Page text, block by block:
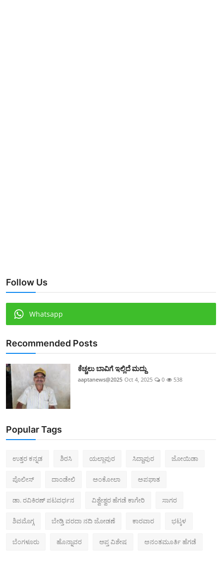
Follow Us
Whatsapp
Recommended Posts
ಕೆಚ್ಚಲು ಬಾವಿಗೆ ಇಲ್ಲಿದೆ ಮದ್ದು
aaptanews@2025 Oct 4, 2025 0 538
Popular Tags
ಉತ್ತರ ಕನ್ನಡ ಶಿರಸಿ ಯಲ್ಲಾಪುರ ಸಿದ್ದಾಪುರ ಜೋಯಿಡಾ
ಪೊಲೀಸ್‌ ದಾಂಡೇಲಿ ಅಂಕೋಲಾ ಅಪಘಾತ
ಡಾ. ರವಿಕಿರಣ್ ಪಟವರ್ಧನ ವಿಶ್ವೇಶ್ವರ ಹೆಗಡೆ ಕಾಗೇರಿ ಸಾಗರ
ಶಿವಮೊಗ್ಗ ಬೇಡ್ತಿ ವರದಾ ನದಿ ಜೋಡಣೆ ಕಾರವಾರ ಭಟ್ಕಳ
ಬೆಂಗಳೂರು ಹೊನ್ನಾವರ ಆಪ್ತ ವಿಶೇಷ ಅನಂತಮೂರ್ತಿ ಹೆಗಡೆ